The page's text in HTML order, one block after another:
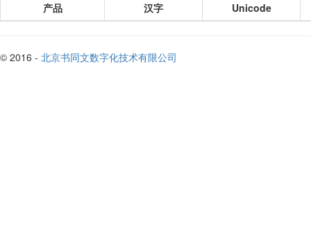
产品 汉字 Unicode
© 2016 - 北京书同文数字化技术有限公司